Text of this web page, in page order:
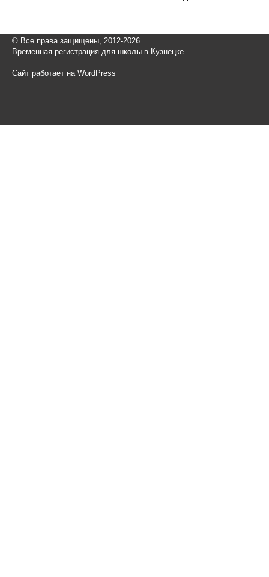
© Все права защищены, 2012-2026
Временная регистрация для школы в Кузнецке.
Сайт работает на WordPress